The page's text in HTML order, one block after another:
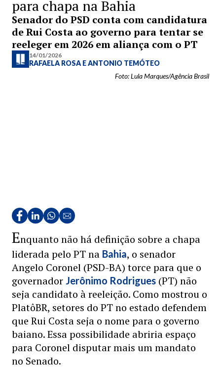
para chapa na Bahia
Senador do PSD conta com candidatura
de Rui Costa ao governo para tentar se
reeleger em 2026 em aliança com o PT
14/01/2026
RAFAELA ROSA EANTONIO TEMÓTEO
Foto: Lula Marques/Agência Brasil
Enquanto não há definição sobre a chapa
liderada pelo PT na Bahia, o senador
Angelo Coronel (PSD-BA) torce para que o
governador Jerônimo Rodrigues (PT) não
seja candidato à reeleição. Como mostrou o
PlatôBR, setores do PT no estado defendem
que Rui Costa seja o nome para o governo
baiano. Essa possibilidade abriria espaço
para Coronel disputar mais um mandato
no Senado.